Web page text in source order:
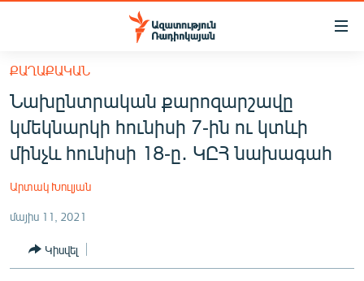
Մատչելիության
հիմնական
բովանդակությանը
Անցնել
հիմնական
մենյուին
ՀԱՅԱՍՏԱՆ
ՔԱՂԱՔԱԿԱՆ
ՏՆՏԵՍՈՒԹՅՈՒՆ
ՔԱՂԱՔԱԿԱՆ
Նախընտրական քարոզարշավը
կմեկնարկի հունիսի 7-ին ու կտևի
մինչև հունիսի 18-ը․ ԿԸՀ նախագահ
Արտակ Խուլյան
մայիս 11, 2021
Կիսվել